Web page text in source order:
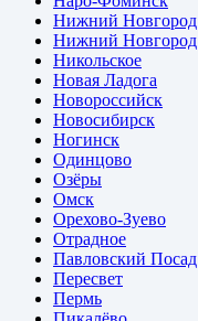
Нижний Новгород
Нижний Новгород
Никольское
Новая Ладога
Новороссийск
Новосибирск
Ногинск
Одинцово
Озёры
Омск
Орехово-Зуево
Отрадное
Павловский Посад
Пересвет
Пермь